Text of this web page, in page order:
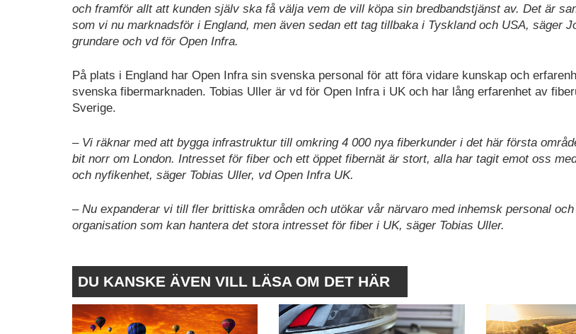
och framför allt att kunden själv ska få välja vem de vill köpa sin bredbandstjänst av. Det är
som vi nu marknadsför i England, men även sedan ett tag tillbaka i Tyskland och USA, säger
grundare och vd för Open Infra.
På plats i England har Open Infra sin svenska personal för att föra vidare kunskap och
svenska fibermarknaden. Tobias Uller är vd för Open Infra i UK och har lång erfarenhet av
Sverige.
– Vi räknar med att bygga infrastruktur till omkring 4 000 nya fiberkunder i det här första
bit norr om London. Intresset för fiber och ett öppet fibernät är stort, alla har tagit emot oss
och nyfikenhet, säger Tobias Uller, vd Open Infra UK.
– Nu expanderar vi till fler brittiska områden och utökar vår närvaro med inhemsk personal
organisation som kan hantera det stora intresset för fiber i UK, säger Tobias Uller.
DU KANSKE ÄVEN VILL LÄSA OM DET HÄR